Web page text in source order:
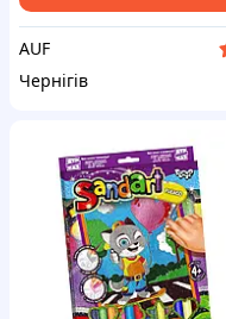
AUF
Чернігів